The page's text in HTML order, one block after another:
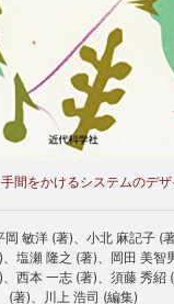
間をかけるシステムのデザ
岡 敏洋 (著)、小北 麻記子 (
塩瀬 隆之 (著)、岡田 美智
西本 一志 (著)、須藤 秀紹
(著)、川上 浩司 (編集)